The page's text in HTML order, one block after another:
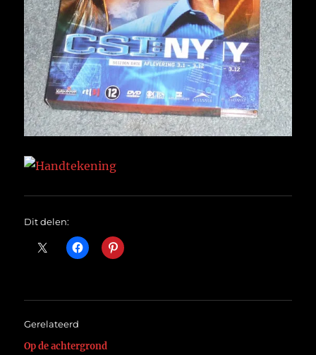
Dit delen:
Gerelateerd
Op de achtergrond